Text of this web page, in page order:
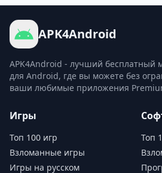
APK4Android
APK4Android - лучший бесплатный
для Android, где вы можете без
ваши любимые приложения
Игры
Топ 100 игр
Взломанные игры
Игры на русском
Топ